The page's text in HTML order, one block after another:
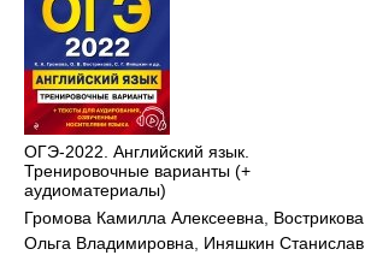
ОГЭ-2022. Английский язык.
Тренировочные варианты (+
аудиоматериалы)
Громова Камилла Алексеевна, Вострикова
Ольга Владимировна, Иняшкин Станислав